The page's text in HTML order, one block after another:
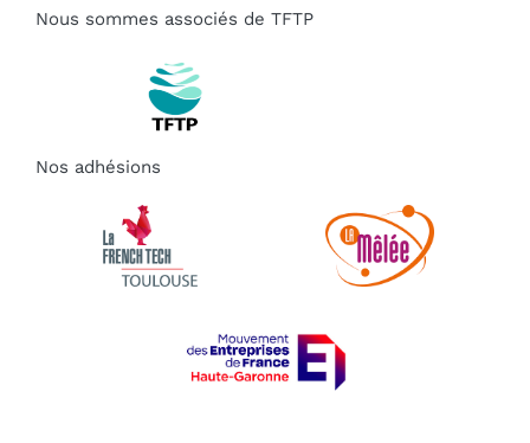
Nous sommes associés de TFTP
Nos adhésions